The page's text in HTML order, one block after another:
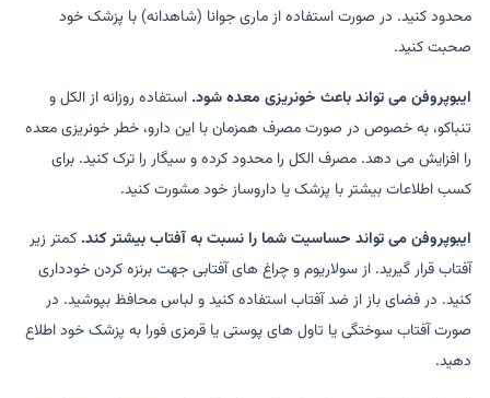
محدود کنید. در صورت استفاده از ماری جوانا (شاهدانه) با پزشک خود
صحبت کنید.
ایبوپروفن می تواند باعث خونریزی معده شود. استفاده روزانه از الکل و
تنباکو، به خصوص در صورت مصرف همزمان با این دارو، خطر خونریزی معده
را افزایش می دهد. مصرف الکل را محدود کرده و سیگار را ترک کنید. برای
کسب اطلاعات بیشتر با پزشک یا داروساز خود مشورت کنید.
ایبوپروفن می تواند حساسیت شما را نسبت به آفتاب بیشتر کند. کمتر زیر
آفتاب قرار گیرید. از سولاریوم و چراغ های آفتابی جهت برنزه کردن خودداری
کنید. در فضای باز از ضد آفتاب استفاده کنید و لباس محافظ بپوشید. در
صورت آفتاب سوختگی یا تاول های پوستی یا قرمزی فورا به پزشک خود اطلاع
دهید.